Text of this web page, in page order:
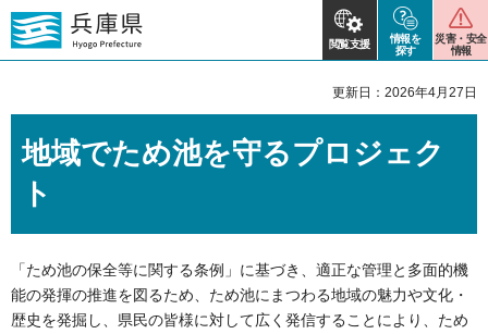
閲覧支援
情報を
探す
災害・安全
情報
更新日：2026年4月27日
地域でため池を守るプロジェク
ト
「ため池の保全等に関する条例」に基づき、適正な管理と多面的機
能の発揮の推進を図るため、ため池にまつわる地域の魅力や文化・
歴史を発掘し、県民の皆様に対して広く発信することにより、ため